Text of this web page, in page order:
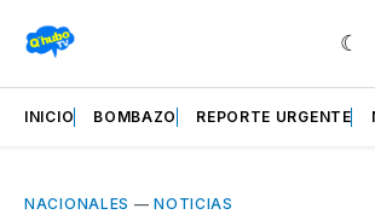
INICIO BOMBAZO REPORTE URGENTE
NACIONALES —NOTICIAS